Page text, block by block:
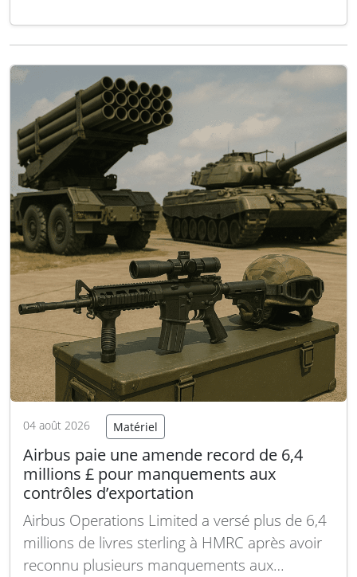
se doter de cet appareil. Le montant du
confidentiels. L’accord inclut également le
matériel opérationnel, un ensemble…
suite
04 août 2026 Matériel
Airbus paie une amende record de 6,4
millions £ pour manquements aux
contrôles d’exportation
Airbus Operations Limited a versé plus de 6,4
millions de livres sterling à HMRC après avoir
reconnu plusieurs manquements aux